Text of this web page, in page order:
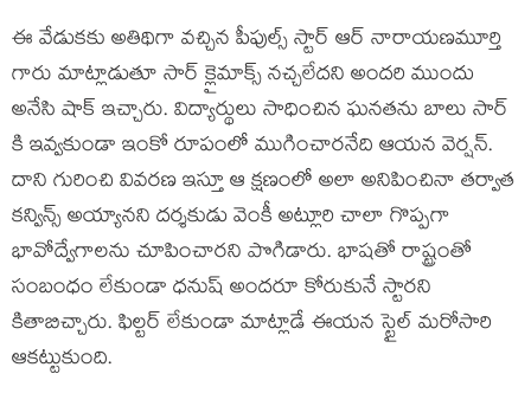
ఈ వేడుకకు అతిథిగా వచ్చిన పీపుల్స్ స్టార్ ఆర్ నారాయణమూర్తి
గారు మాట్లాడుతూ సార్ క్లైమాక్స్ నచ్చలేదని అందరి ముందు
అనేసి షాక్ ఇచ్చారు. విద్యార్థులు సాధించిన ఘనతను బాలు సార్
కి ఇవ్వకుండా ఇంకో రూపంలో ముగించారనేది ఆయన వెర్షన్.
దాని గురించి వివరణ ఇస్తూ ఆ క్షణంలో అలా అనిపించినా తర్వాత
కన్విన్స్ అయ్యానని దర్శకుడు వెంకీ అట్లూరి చాలా గొప్పగా
భావోద్వేగాలను చూపించారని పొగిడారు. భాషతో రాష్ట్రంతో
సంబంధం లేకుండా ధనుష్ అందరూ కోరుకునే స్టారని
కితాబిచ్చారు. ఫిల్టర్ లేకుండా మాట్లాడే ఈయన స్టైల్ మరోసారి
ఆకట్టుకుంది.